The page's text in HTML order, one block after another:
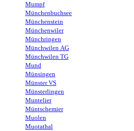
Mumpf
Münchenbuchsee
Münchenstein
Münchenwiler
Münchringen
Münchwilen AG
Münchwilen TG
Mund
Münsingen
Münster VS
Münsterlingen
Muntelier
Müntschemier
Muolen
Muotathal